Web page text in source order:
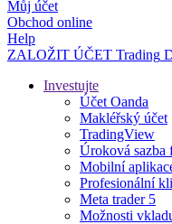
Můj účet
Obchod online
Help
ZALOŽIT ÚČET Trading
Investujte
Účet Oanda
Makléřský účet
TradingView
Úroková sazba
Mobilní
Profesionální
Meta trader 5
Možnosti